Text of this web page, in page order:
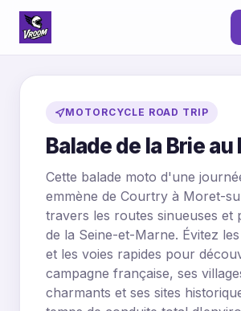
MOTORCYCLE ROAD TRIP
Balade de la Brie au
Cette balade moto d'une
emmène de Courtry à Moret-
travers les routes sinueuses et
de la Seine-et-Marne. Évitez
et les voies rapides pour
campagne française, ses
charmants et ses sites